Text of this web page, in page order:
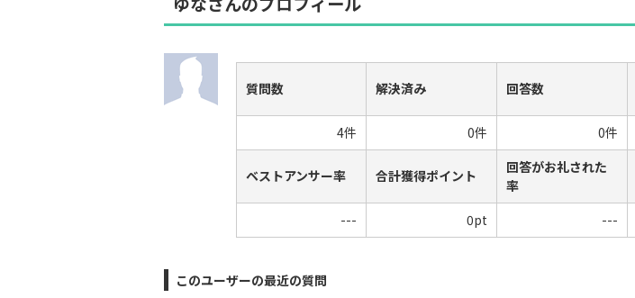
質問数 解決済み 回答数
4件
0件 0件
ベストアンサー率 合計獲得ポイント
回答がお礼された
率
--- 0pt ---
このユーザーの最近の質問